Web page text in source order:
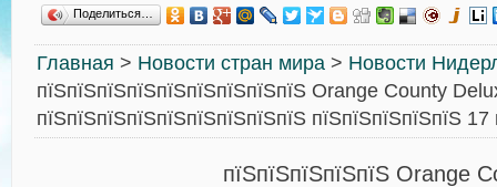
Поделиться…
Главная > Новости стран мира > Новости
пїЅпїЅпїЅпїЅпїЅпїЅпїЅпїЅпїЅ Orange County
пїЅпїЅпїЅпїЅпїЅпїЅпїЅпїЅпїЅ пїЅпїЅпїЅпїЅпїЅ 17
пїЅпїЅпїЅпїЅпїЅ Orange